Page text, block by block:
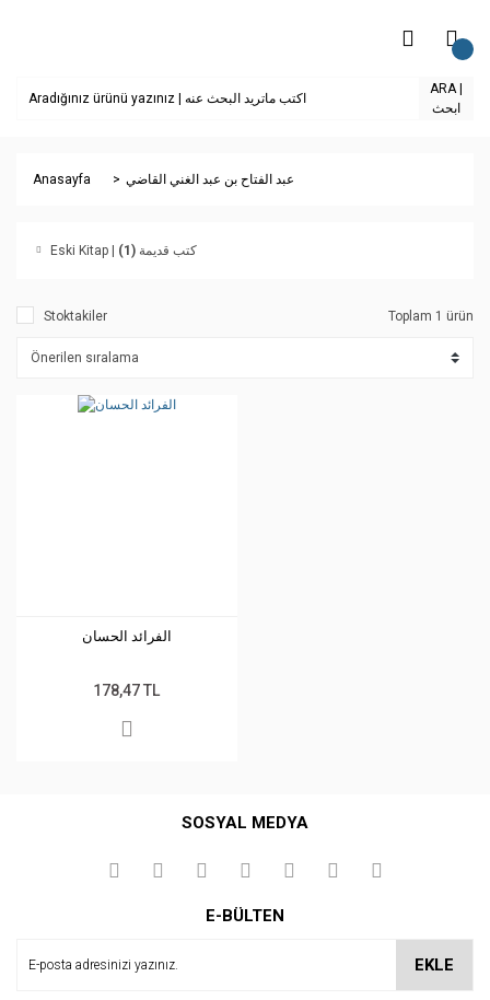
ARA |
ابحث
Anasayfa عبد الفتاح بن عبد الغني القاضي
Eski Kitap | كتب قديمة(1)
Stoktakiler Toplam 1 ürün
الفرائد الحسان
178,47 TL
SOSYAL MEDYA
E-BÜLTEN
EKLE